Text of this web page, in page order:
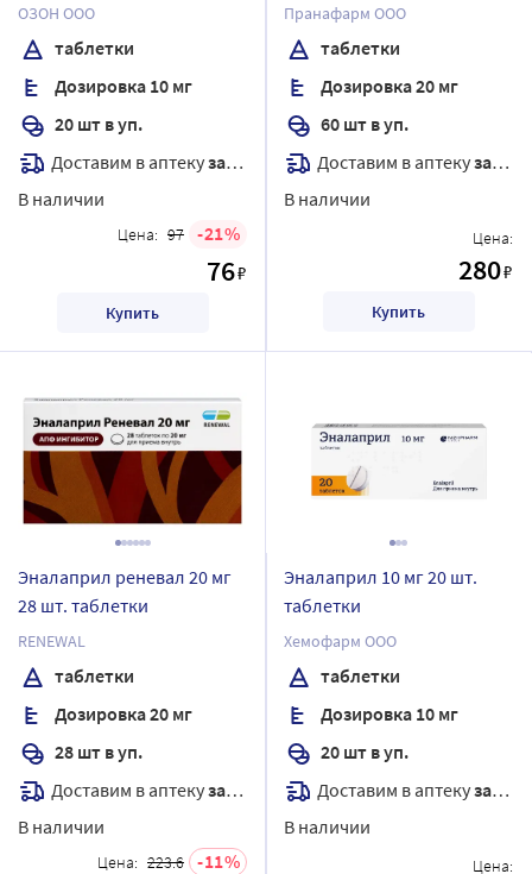
ОЗОН ООО
таблетки
Дозировка 10 мг
20 шт в уп.
Доставим в аптекузавтра
В наличии
Цена: 97 21
76₽
Купить
Пранафарм ООО
таблетки
Дозировка 20 мг
60 шт в уп.
Доставим в аптекузавтра
В наличии
Цена:
280₽
Купить
Эналаприл реневал 20 мг
28 шт. таблетки
RENEWAL
таблетки
Дозировка 20 мг
28 шт в уп.
Доставим в аптекузавтра
В наличии
Цена: 223.6 11
Эналаприл 10 мг 20 шт.
таблетки
Хемофарм ООО
таблетки
Дозировка 10 мг
20 шт в уп.
Доставим в аптекузавтра
В наличии
Цена: